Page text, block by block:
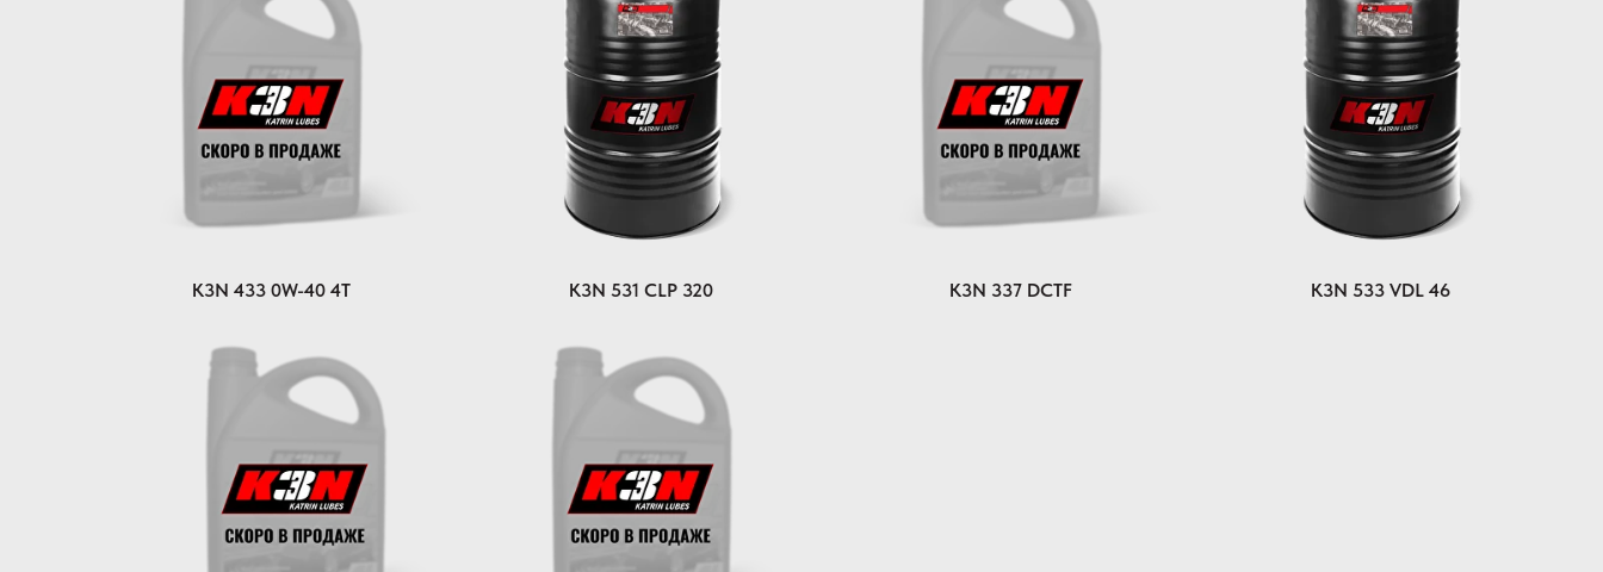
K3N 433 0W-40 4T K3N 531 CLP 320 K3N 337 DCTF K3N 533 VDL 46